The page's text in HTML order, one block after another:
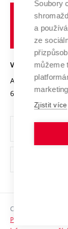
Výzkumné
Transfer znalostí
Open Science
Projekty
Projekty ze
Specifický výzkum
Spolupráce se
Služby univerzity
Mezinárodní
Univerzitní sítě
Udržitelná
Podnikavá
Bezpečná
Vyznamenání
Organizační
Ochrana
Sociální bezpečí
VYSOKÉ UČENÍ
Antonínská 548/
602 00 Brno
Copyright © 2026
Prohlášení o
Soubory
a
ze
můžeme
Zjistit více